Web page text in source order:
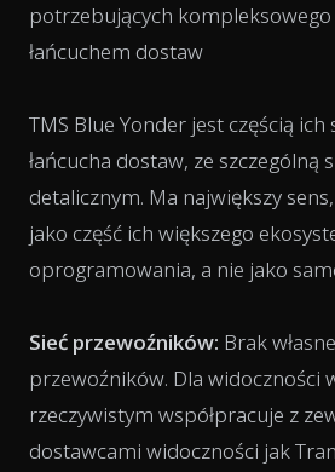
potrzebujących kompleksowego
łańcuchem dostaw
TMS Blue Yonder jest częścią
łańcucha dostaw, ze szczególną
detalicznym. Ma największy
jako część ich większego
oprogramowania, a nie jako
Sieć przewoźników: Brak
przewoźników. Dla widoczności
rzeczywistym współpracuje z
dostawcami widoczności jak